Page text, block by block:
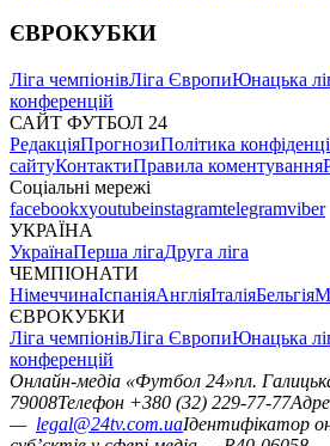
ЄВРОКУБКИ
Ліга чемпіонівЛіга ЄвропиЮнацька
конференцій
САЙТ ФУТБОЛ 24
РедакціяПрогнозиПолітика
сайтуКонтактиПравила коментування
Соціальні мережі
facebookxyoutubeinstagramtelegramviber
УКРАЇНА
УкраїнаПерша лігаДруга ліга
ЧЕМПІОНАТИ
НімеччинаІспаніяАнгліяІталіяБельгія
ЄВРОКУБКИ
Ліга чемпіонівЛіга ЄвропиЮнацька
конференцій
Онлайн-медіа «Футбол 24»пл.
79008Телефон +380 (32) 229-77-77
— legal@24tv.com.uaІдентифікатор